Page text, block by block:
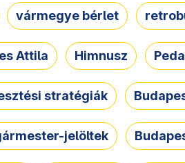
vármegye bérlet
Attila Himnusz
stratégiák
jelöltek